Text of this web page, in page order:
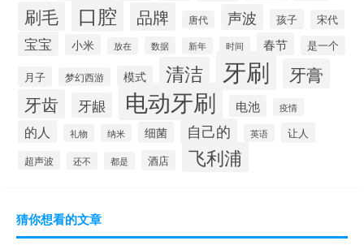
刷毛 口腔 品牌 唐代 声波 孩子 宋代
宝宝 小米 放在 数据 新年 时间 春节 是一个
月子 梦幻西游 模式 清洁 牙刷 牙膏
牙齿 牙龈 电动牙刷 电池 疫情
的人 礼物 纳米 细菌 自己的 英语 让人
超声波 还不 都是 酒店 飞利浦
猜你想看的文章